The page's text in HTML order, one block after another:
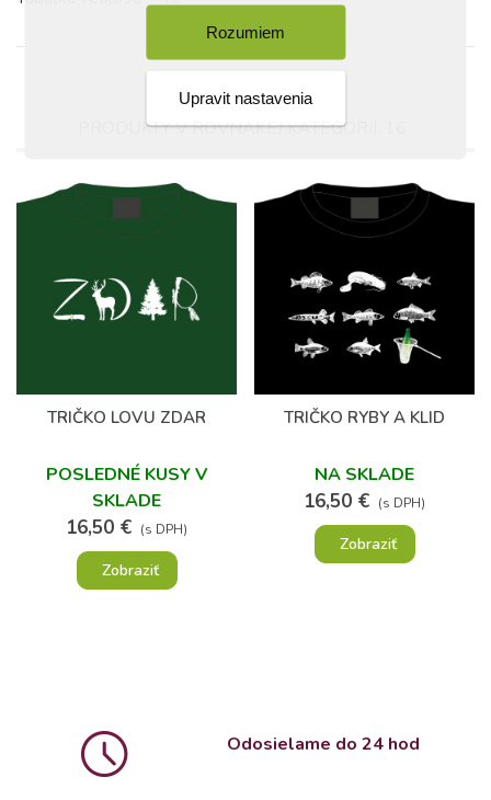
Rozumiem
Upravit nastavenia
PRODUKTY V ROVNAKEJ KATEGÓRII: 16
TRIČKO LOVU ZDAR
POSLEDNÉ KUSY V
SKLADE
16,50 € (s DPH)
Zobraziť
TRIČKO RYBY A KLID
NA SKLADE
16,50 € (s DPH)
Zobraziť
Odosielame do 24 hod